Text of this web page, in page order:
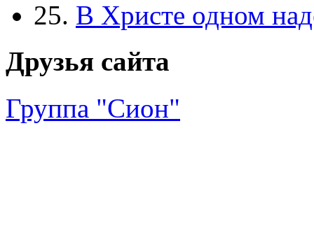
25. В Христе одном
Друзья сайта
Группа "Сион"